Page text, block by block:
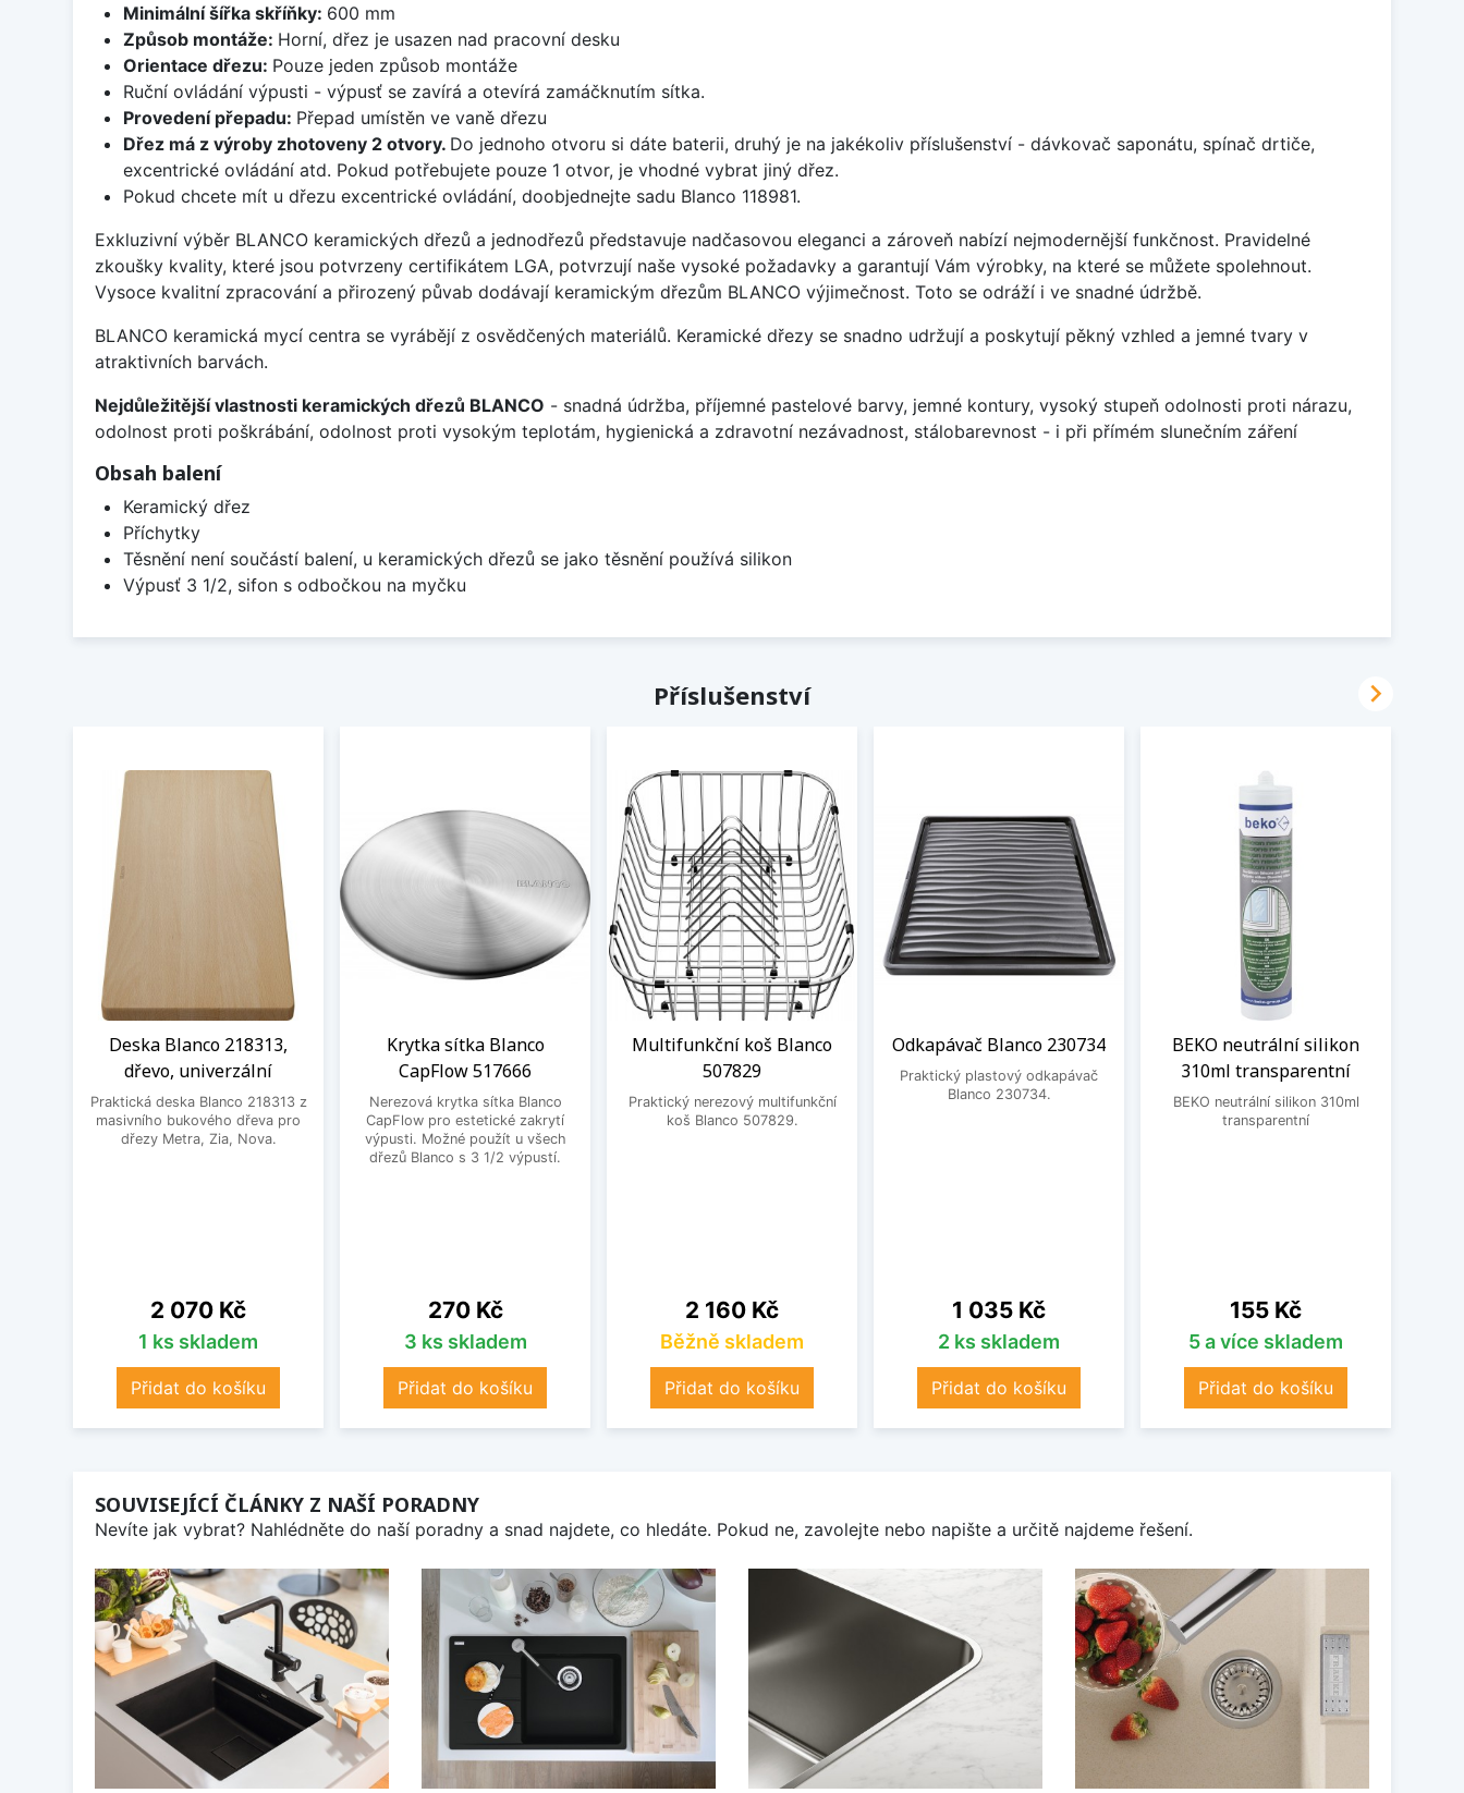
Minimální šířka skříňky: 600 mm
Způsob montáže: Horní, dřez je usazen nad pracovní desku
Orientace dřezu: Pouze jeden způsob montáže
Ruční ovládání výpusti - výpusť se zavírá a otevírá zamáčknutím sítka.
Provedení přepadu: Přepad umístěn ve vaně dřezu
Dřez má z výroby zhotoveny 2 otvory. Do jednoho otvoru si dáte baterii, druhý je na jakékoliv příslušenství - dávkovač saponátu, spínač drtiče,
excentrické ovládání atd. Pokud potřebujete pouze 1 otvor, je vhodné vybrat jiný dřez.
Pokud chcete mít u dřezu excentrické ovládání, doobjednejte sadu Blanco 118981.
Exkluzivní výběr BLANCO keramických dřezů a jednodřezů představuje nadčasovou eleganci a zároveň nabízí nejmodernější funkčnost. Pravidelné
zkoušky kvality, které jsou potvrzeny certifikátem LGA, potvrzují naše vysoké požadavky a garantují Vám výrobky, na které se můžete spolehnout.
Vysoce kvalitní zpracování a přirozený půvab dodávají keramickým dřezům BLANCO výjimečnost. Toto se odráží i ve snadné údržbě.
BLANCO keramická mycí centra se vyrábějí z osvědčených materiálů. Keramické dřezy se snadno udržují a poskytují pěkný vzhled a jemné tvary v
atraktivních barvách.
Nejdůležitější vlastnosti keramických dřezů BLANCO - snadná údržba, příjemné pastelové barvy, jemné kontury, vysoký stupeň odolnosti proti nárazu,
odolnost proti poškrábání, odolnost proti vysokým teplotám, hygienická a zdravotní nezávadnost, stálobarevnost - i při přímém slunečním záření
Obsah balení
Keramický dřez
Příchytky
Těsnění není součástí balení, u keramických dřezů se jako těsnění používá silikon
Výpusť 3 1/2, sifon s odbočkou na myčku
Příslušenství
Deska Blanco 218313,
dřevo, univerzální
Praktická deska Blanco 218313 z
masivního bukového dřeva pro
dřezy Metra, Zia, Nova.
Cena
2 070 Kč
1 ks skladem
Přidat do košíku
Krytka sítka Blanco
CapFlow 517666
Nerezová krytka sítka Blanco
CapFlow pro estetické zakrytí
výpusti. Možné použít u všech
dřezů Blanco s 3 1/2 výpustí.
Cena
270 Kč
3 ks skladem
Přidat do košíku
Multifunkční koš Blanco
507829
Praktický nerezový multifunkční
koš Blanco 507829.
Cena
2 160 Kč
Běžně skladem
Přidat do košíku
Odkapávač Blanco 230734
Praktický plastový odkapávač
Blanco 230734.
Cena
1 035 Kč
2 ks skladem
Přidat do košíku
BEKO neutrální silikon
310ml transparentní
BEKO neutrální silikon 310ml
transparentní
Cena
155 Kč
5 a více skladem
Přidat do košíku

SOUVISEJÍCÍ ČLÁNKY Z NAŠÍ PORADNY
Nevíte jak vybrat? Nahlédněte do naší poradny a snad najdete, co hledáte. Pokud ne, zavolejte nebo napište a určitě najdeme řešení.